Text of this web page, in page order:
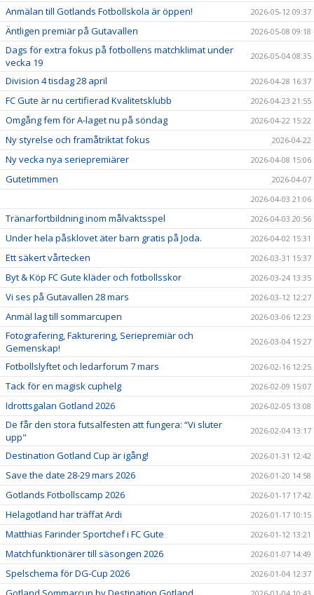
Anmälan till Gotlands Fotbollskola är öppen! 2026-05-12 09:37
Äntligen premiär på Gutavallen 2026-05-08 09:18
Dags för extra fokus på fotbollens matchklimat under
vecka 19
2026-05-04 08:35
Division 4 tisdag 28 april 2026-04-28 16:37
FC Gute är nu certifierad Kvalitetsklubb 2026-04-23 21:55
Omgång fem för A-laget nu på söndag 2026-04-22 15:22
Ny styrelse och framåtriktat fokus 2026-04-22
Ny vecka nya seriepremiärer 2026-04-08 15:06
Gutetimmen
2026-04-07
2026-04-03 21:06
Tränarfortbildning inom målvaktsspel 2026-04-03 20:56
Under hela påsklovet äter barn gratis på Joda. 2026-04-02 15:31
Ett säkert vårtecken 2026-03-31 15:37
Byt & Köp FC Gute kläder och fotbollsskor 2026-03-24 13:35
Vi ses på Gutavallen 28 mars 2026-03-12 12:27
Anmäl lag till sommarcupen 2026-03-06 12:23
Fotografering, Fakturering, Seriepremiär och
Gemenskap!
2026-03-04 15:27
Fotbollslyftet och ledarforum 7 mars 2026-02-16 12:25
Tack för en magisk cuphelg 2026-02-09 15:07
Idrottsgalan Gotland 2026 2026-02-05 13:08
De får den stora futsalfesten att fungera: “Vi sluter
upp"
2026-02-04 13:17
Destination Gotland Cup är igång! 2026-01-31 12:42
Save the date 28-29 mars 2026 2026-01-20 14:58
Gotlands Fotbollscamp 2026 2026-01-17 17:42
Helagotland har träffat Ardi 2026-01-17 10:15
Matthias Farinder Sportchef i FC Gute 2026-01-12 13:21
Matchfunktionärer till säsongen 2026 2026-01-07 14:49
Spelschema för DG-Cup 2026 2026-01-04 12:37